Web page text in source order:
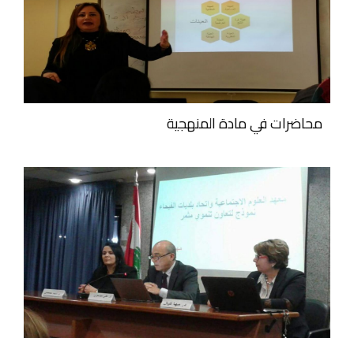
محاضرات في مادة المنهجية